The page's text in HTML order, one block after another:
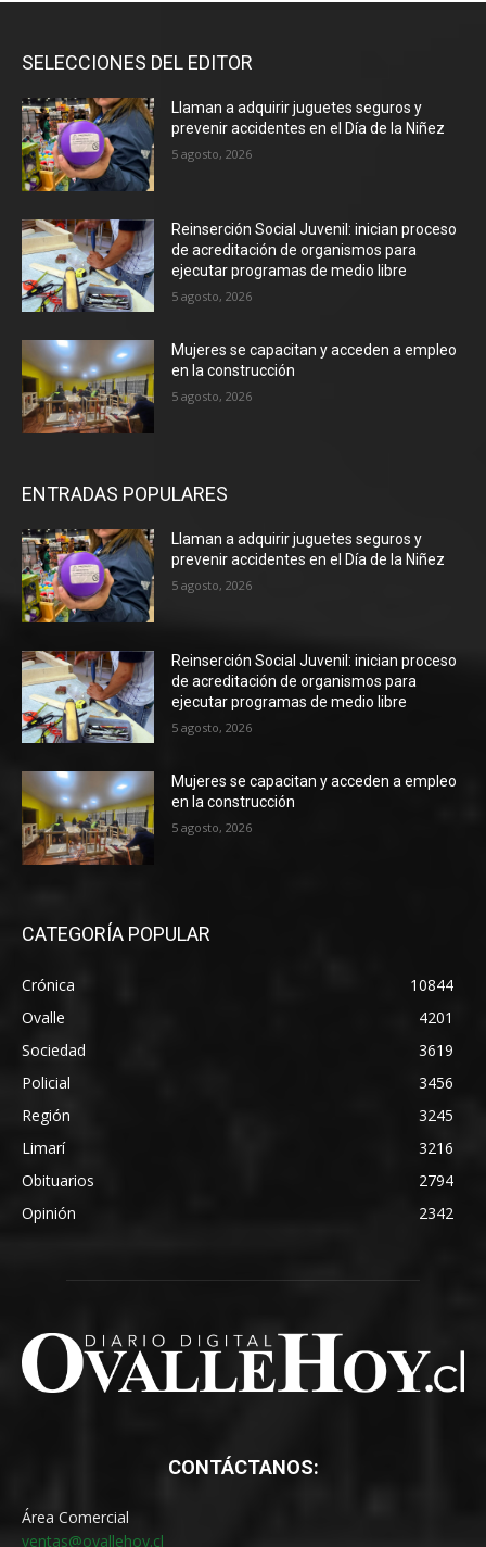
SELECCIONES DEL EDITOR
Llaman a adquirir juguetes seguros y
prevenir accidentes en el Día de la Niñez
5 agosto, 2026
Reinserción Social Juvenil: inician proceso
de acreditación de organismos para
ejecutar programas de medio libre
5 agosto, 2026
Mujeres se capacitan y acceden a empleo
en la construcción
5 agosto, 2026
ENTRADAS POPULARES
Llaman a adquirir juguetes seguros y
prevenir accidentes en el Día de la Niñez
5 agosto, 2026
Reinserción Social Juvenil: inician proceso
de acreditación de organismos para
ejecutar programas de medio libre
5 agosto, 2026
Mujeres se capacitan y acceden a empleo
en la construcción
5 agosto, 2026
CATEGORÍA POPULAR
Crónica
10844
Ovalle
4201
Sociedad
3619
Policial
3456
Región
3245
Limarí
3216
Obituarios
2794
Opinión
2342
CONTÁCTANOS:
Área Comercial
ventas@ovallehoy.cl